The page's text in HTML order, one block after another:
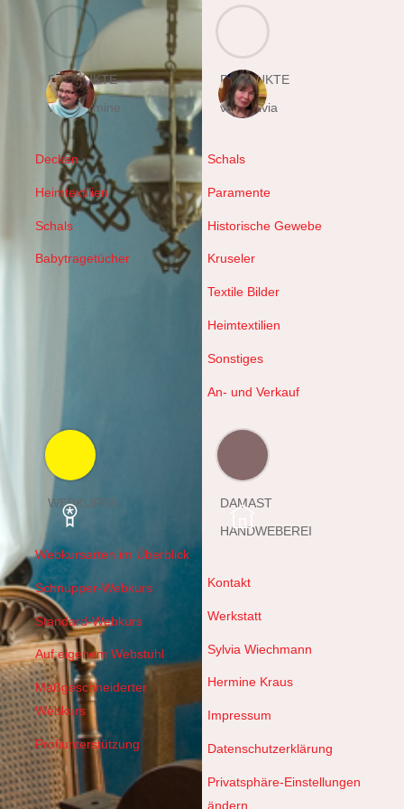
PRODUKTE
von Hermine
Decken
Heimtextilien
Schals
Babytragetücher
PRODUKTE
von Sylvia
Schals
Paramente
Historische Gewebe
Kruseler
Textile Bilder
Heimtextilien
Sonstiges
An- und Verkauf
WEBKURSE
Webkursarten im Überblick
Schnupper-Webkurs
Standard-Webkurs
Auf eigenem Webstuhl
Maßgeschneiderter
Webkurs
Profiunterstützung
DAMAST
HANDWEBEREI
Kontakt
Werkstatt
Sylvia Wiechmann
Hermine Kraus
Impressum
Datenschutzerklärung
Privatsphäre-Einstellungen
ändern